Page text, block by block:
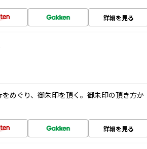
詳細を見る
めぐり、御朱印を頂く。御朱印の頂き方か
詳細を見る